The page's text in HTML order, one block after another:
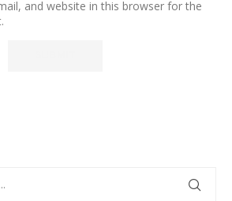
and website in this browser for the